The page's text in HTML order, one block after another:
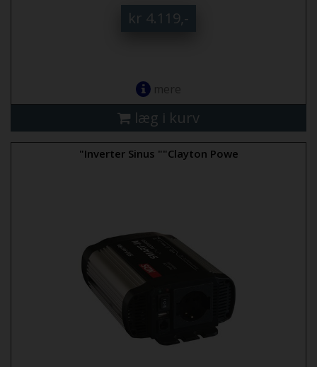
kr 4.119,-
mere
læg i kurv
"Inverter Sinus ""Clayton Powe